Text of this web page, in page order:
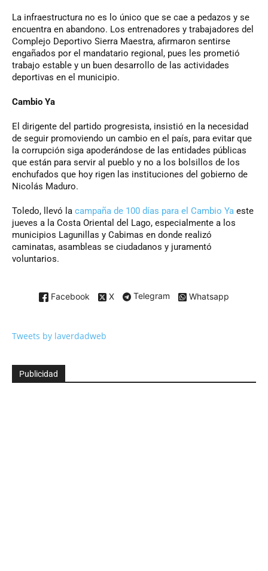
La infraestructura no es lo único que se cae a pedazos y se
encuentra en abandono. Los entrenadores y trabajadores del
Complejo Deportivo Sierra Maestra, afirmaron sentirse
engañados por el mandatario regional, pues les prometió
trabajo estable y un buen desarrollo de las actividades
deportivas en el municipio.
Cambio Ya
El dirigente del partido progresista, insistió en la necesidad
de seguir promoviendo un cambio en el país, para evitar que
la corrupción siga apoderándose de las entidades públicas
que están para servir al pueblo y no a los bolsillos de los
enchufados que hoy rigen las instituciones del gobierno de
Nicolás Maduro.
Toledo, llevó la campaña de 100 días para el Cambio Ya este
jueves a la Costa Oriental del Lago, especialmente a los
municipios Lagunillas y Cabimas en donde realizó
caminatas, asambleas se ciudadanos y juramentó
voluntarios.
Facebook X Telegram Whatsapp
Tweets by laverdadweb
Publicidad